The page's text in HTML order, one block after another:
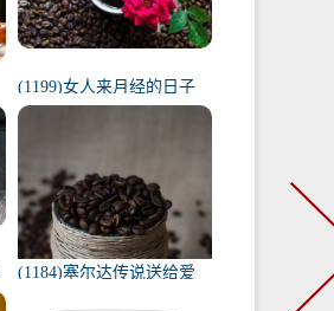
(1199)女人来月经的日子
代表什么（1一31日月经代
(1184)塞尔达传说送给爱